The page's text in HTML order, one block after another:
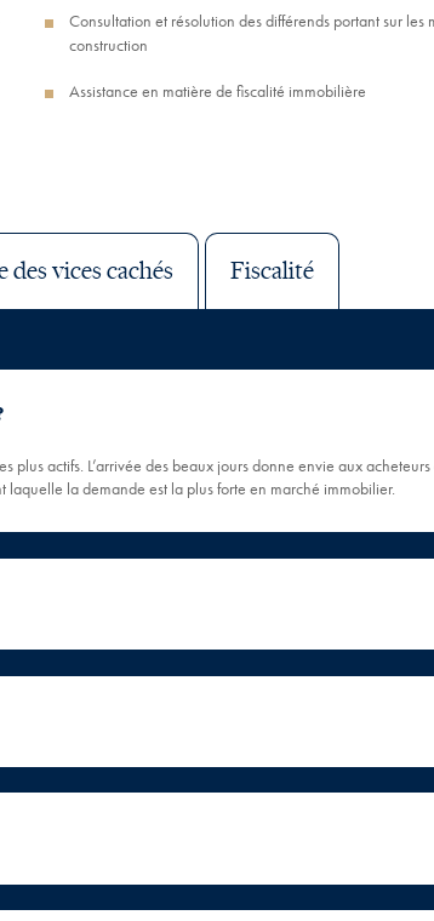
Consultation et résolution des différends portant sur les
construction
Assistance en matière de fiscalité immobilière
des vices cachés Fiscalité
plus actifs. L’arrivée des beaux jours donne envie aux
laquelle la demande est la plus forte en marché immobilier.